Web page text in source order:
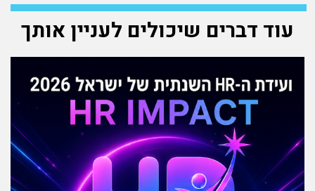
עוד דברים שיכולים לעניין אותך